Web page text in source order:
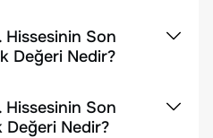
Son
Değeri Nedir?
Son
Değeri Nedir?